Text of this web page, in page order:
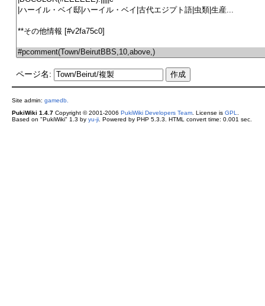
ページ名:
Site admin: gamedb.
PukiWiki 1.4.7Copyright © 2001-2006 PukiWiki Developers Team. License is GPL
Based on "PukiWiki" 1.3 by yu-ji. Powered by PHP 5.3.3. HTML convert time: 0.001 sec.